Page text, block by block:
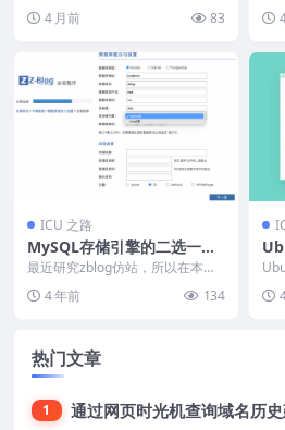
云端文章库功能，这样...
4 月前 83
ICU 之路
MySQL存储引擎的二选一：I
nnoDB和MyISAM
最近研究zblog仿站，所以在本地
表存储引擎如...
4 年前 134
址
热门文章
1 通过网页时光机查询域名历